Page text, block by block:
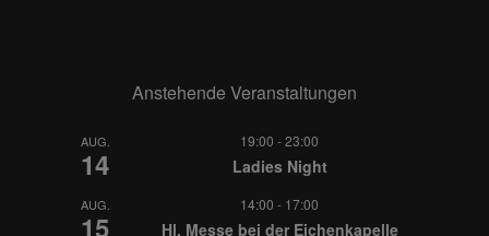
Anstehende Veranstaltungen
AUG.
14
19:00 -23:00
Ladies Night
AUG.
15
14:00 - 17:00
Hl. Messe bei der Eichenkapelle